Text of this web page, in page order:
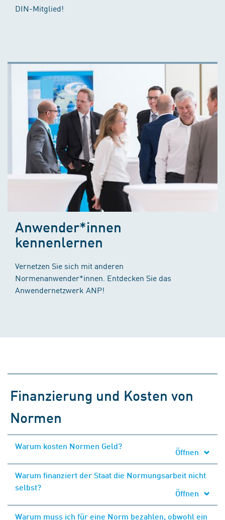
DIN-Mitglied!
Anwender*innen
kennenlernen
Vernetzen Sie sich mit anderen
Normenanwender*innen. Entdecken Sie das
Anwendernetzwerk ANP!
Finanzierung und Kosten von
Normen
Warum kosten Normen Geld?
Öffnen
Warum finanziert der Staat die Normungsarbeit nicht
selbst?
Öffnen
Warum muss ich für eine Norm bezahlen, obwohl ein